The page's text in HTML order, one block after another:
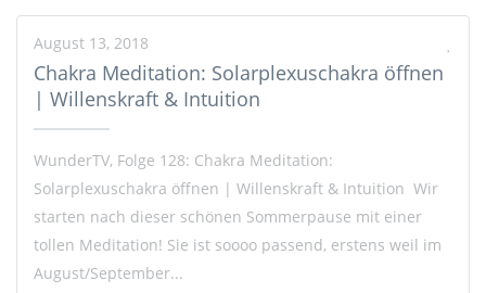
August 13, 2018
Chakra Meditation: Solarplexuschakra öffnen
| Willenskraft & Intuition
WunderTV, Folge 128: Chakra Meditation:
Solarplexuschakra öffnen | Willenskraft & Intuition Wir
starten nach dieser schönen Sommerpause mit einer
tollen Meditation! Sie ist soooo passend, erstens weil im
August/September...